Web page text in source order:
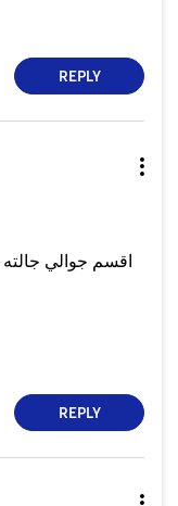
REPLY
اقسم جوالي
REPLY